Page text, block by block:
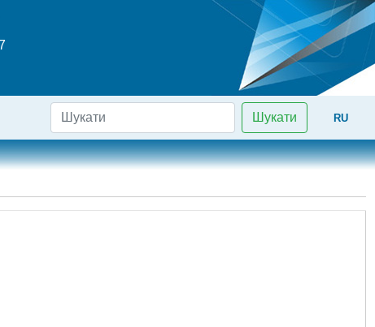
Шукати RU